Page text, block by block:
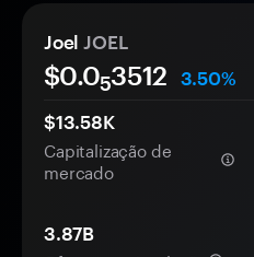
Joel JOEL
$0.053512
3.50%
$13.58K
Capitalização de
mercado
3.87B